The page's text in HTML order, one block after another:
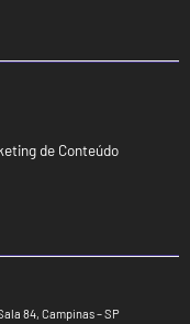
de Conteúdo
84, Campinas – SP